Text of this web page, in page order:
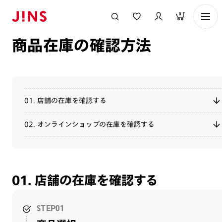
0
メガネのJINS TOP オンラインショップについて
商品在庫の確認方法
01. 店舗の在庫を確認する
02. オンラインショップの在庫を確認する
01. 店舗の在庫を確認する
STEP01